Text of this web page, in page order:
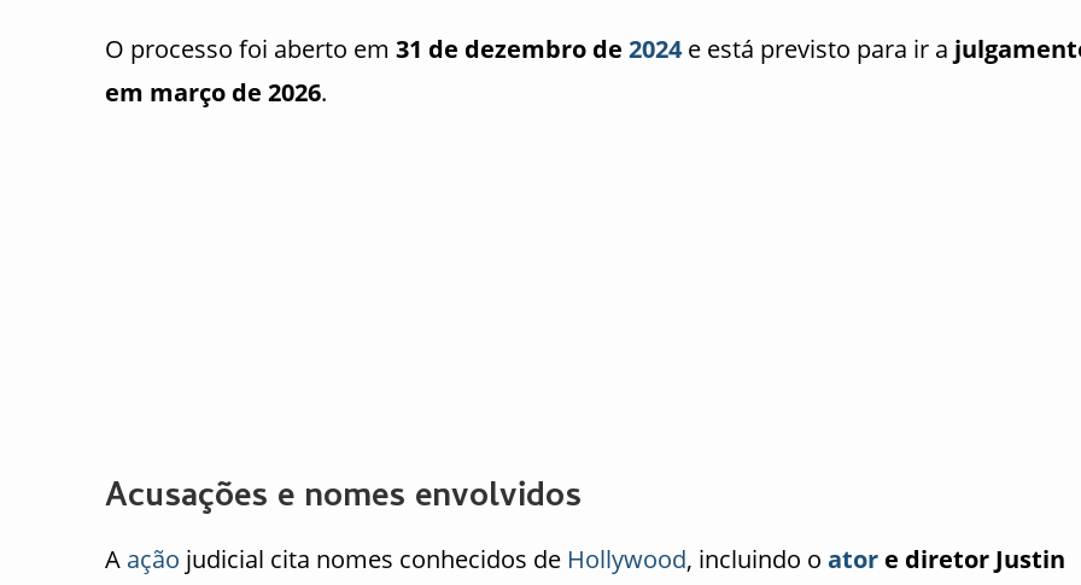
O processo foi aberto em 31 de dezembro de 2024e está previsto para ir a
em março de 2026.
Acusações e nomes envolvidos
A ação judicial cita nomes conhecidos de Hollywood, incluindo o ator e diretor Justin